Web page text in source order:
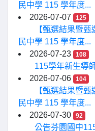
民中學 115 學年度...
2026-07-07
125
【甄選結果暨
民中學 115 學年度...
2026-07-23
108
115學年新生導
2026-07-06
104
【甄選結果暨
民中學 115 學年度...
2026-07-30
92
公告芬園國中